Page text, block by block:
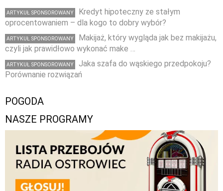
ARTYKUŁ SPONSOROWANY
Kredyt hipoteczny ze stałym
oprocentowaniem – dla kogo to dobry wybór?
ARTYKUŁ SPONSOROWANY
Makijaż, który wygląda jak bez makijażu,
czyli jak prawidłowo wykonać make …
ARTYKUŁ SPONSOROWANY
Jaka szafa do wąskiego przedpokoju?
Porównanie rozwiązań
POGODA
NASZE PROGRAMY